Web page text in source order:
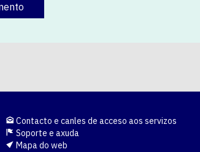
Contacto e canles de acceso aos servizos
Soporte e axuda
Mapa do web